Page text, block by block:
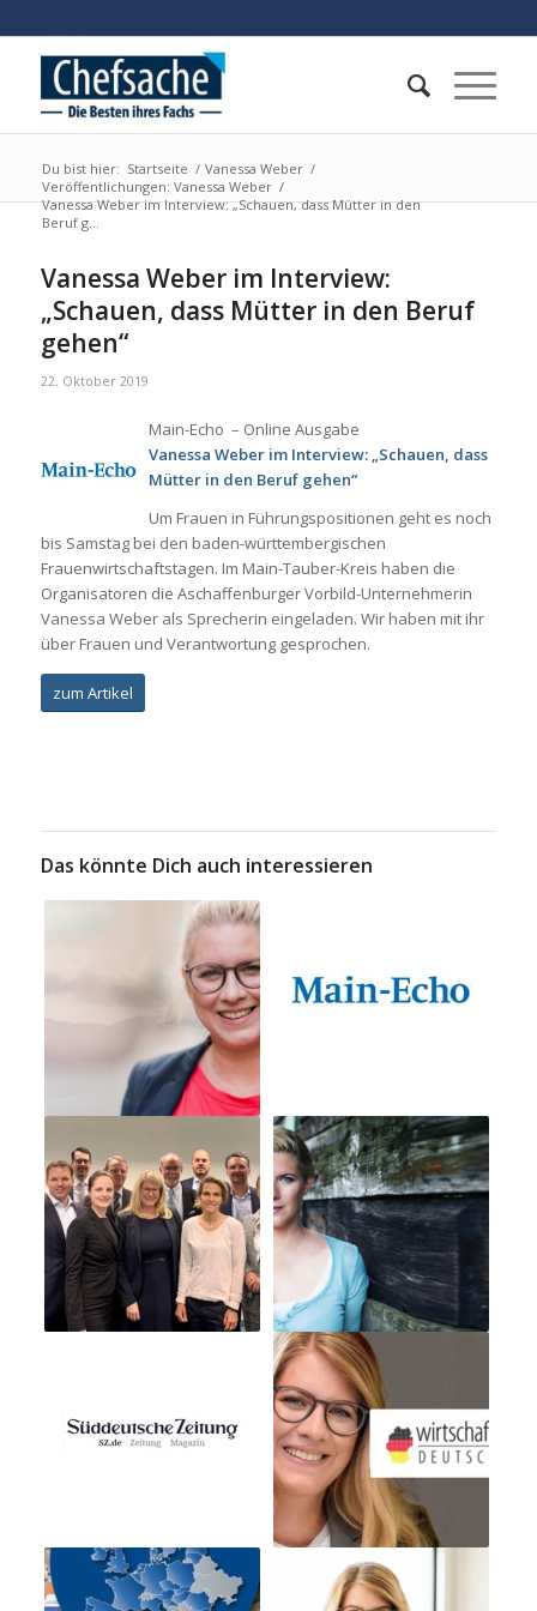
Du bist hier: Startseite / Vanessa Weber /
Veröffentlichungen: Vanessa Weber /
Vanessa Weber im Interview: „Schauen, dass Mütter in den
Beruf g...
Vanessa Weber im Interview:
„Schauen, dass Mütter in den Beruf
gehen“
22. Oktober 2019
Main-Echo – Online Ausgabe
Vanessa Weber im Interview: „Schauen, dass
Mütter in den Beruf gehen“
Um Frauen in Führungspositionen geht es noch
bis Samstag bei den baden-württembergischen
Frauenwirtschaftstagen. Im Main-Tauber-Kreis haben die
Organisatoren die Aschaffenburger Vorbild-Unternehmerin
Vanessa Weber als Sprecherin eingeladen. Wir haben mit ihr
über Frauen und Verantwortung gesprochen.
zum Artikel
Das könnte Dich auch interessieren